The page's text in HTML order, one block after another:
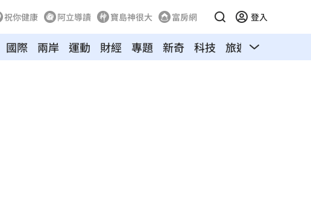
祝你健康 阿立導讀 寶島神很大 富房網 登入
國際 兩岸 運動 財經 專題 新奇 科技 旅遊 汽車